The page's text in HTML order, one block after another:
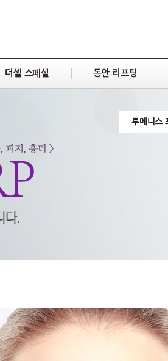
더셀 스페셜 동안 리프팅
루메니스